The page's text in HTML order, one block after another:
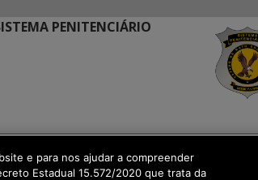
PENITENCIÁRIO
Digital
e para nos ajudar a compreender
Estadual 15.572/2020 que trata da